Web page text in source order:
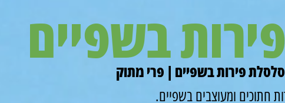
בשפייםפירות בשפיים | פרי מתוק
חתוכים ומעוצבים בשפיים.